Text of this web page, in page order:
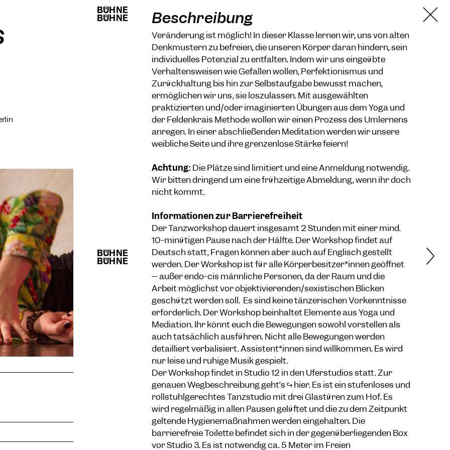
BÜHNE
BÜHNE
BÜHNE
BÜHNE Beschreibung
Veränderung ist möglich! In dieser Klasse lernen wir, uns von alten
Denkmustern zu befreien, die unseren Körper daran hindern, sein
individuelles Potenzial zu entfalten. Indem wir uns eingeübte
Verhaltensweisen wie Gefallen wollen, Perfektionismus und
Zurückhaltung bis hin zur Selbstaufgabe bewusst machen,
ermöglichen wir uns, sie loszulassen. Mit ausgewählten
praktizierten und/oder imaginierten Übungen aus dem Yoga und
der Feldenkrais Methode wollen wir einen Prozess des Umlernens
anregen. In einer abschließenden Meditation werden wir unsere
weibliche Seite und ihre grenzenlose Stärke feiern!
Achtung:Die Plätze sind limitiert und eine Anmeldung notwendig.
Wir bitten dringend um eine frühzeitige Abmeldung, wenn ihr doch
nicht kommt.
Informationen zur Barrierefreiheit
Der Tanzworkshop dauert insgesamt 2 Stunden mit einer mind.
10-minütigen Pause nach der Hälfte. Der Workshop findet auf
Deutsch statt, Fragen können aber auch auf Englisch gestellt
werden. Der Workshop ist für alle Körperbesitzer*innen geöffnet
– außer endo-cis männliche Personen, da der Raum und die
Arbeit möglichst vor objektivierenden/sexistischen Blicken
geschützt werden soll. Es sind keine tänzerischen Vorkenntnisse
erforderlich. Der Workshop beinhaltet Elemente aus Yoga und
Mediation. Ihr könnt euch die Bewegungen sowohl vorstellen als
auch tatsächlich ausführen. Nicht alle Bewegungen werden
detailliert verbalisiert. Assistent*innen sind willkommen. Es wird
nur leise und ruhige Musik gespielt.
Der Workshop findet in Studio 12 in den Uferstudios statt. Zur
genauen Wegbeschreibung geht’s ↪hier. Es ist ein stufenloses und
rollstuhlgerechtes Tanzstudio mit drei Glastüren zum Hof. Es
wird regelmäßig in allen Pausen gelüftet und die zu dem Zeitpunkt
geltende Hygienemaßnahmen werden eingehalten. Die
barrierefreie Toilette befindet sich in der gegenüberliegenden Box
vor Studio 3. Es ist notwendig ca. 5 Meter im Freien